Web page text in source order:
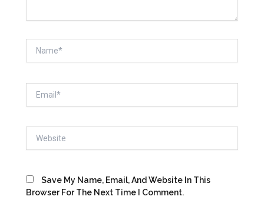
Save My Name, Email, And Website In This
Browser For The Next Time I Comment.